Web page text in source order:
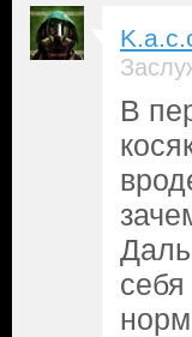
В
себя